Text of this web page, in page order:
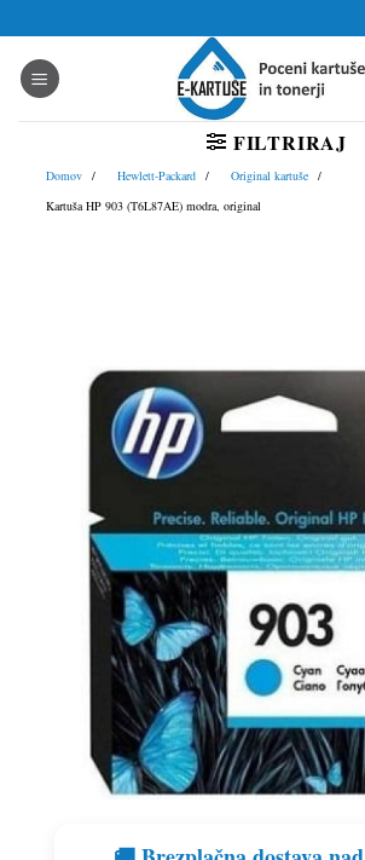
na
vsebino
FILTRIRAJ
Domov Hewlett-Packard
Original kartuše
Kartuša HP 903 (T6L87AE) modra, original